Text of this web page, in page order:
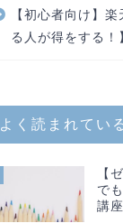
【初心者向け】
る人が得をする！
よく読まれてい
【
で
講